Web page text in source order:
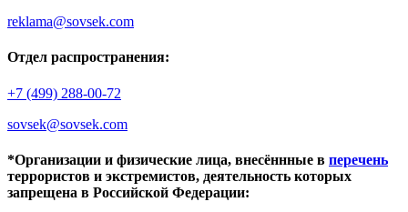
reklama@sovsek.com
Отдел распространения:
+7 (499) 288-00-72
sovsek@sovsek.com
*Организации и физические лица, внесённные в перечень
террористов и экстремистов, деятельность которых
запрещена в Российской Федерации: